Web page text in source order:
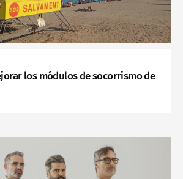
los módulos de socorrismo de